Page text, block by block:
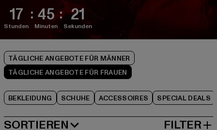
17
Stunden
45
Minuten
20
Sekunden
TÄGLICHE ANGEBOTE FÜR MÄNNER
TÄGLICHE ANGEBOTE FÜR FRAUEN
BEKLEIDUNG SCHUHE ACCESSOIRES SPECIAL DEALS
SORTIEREN FILTER